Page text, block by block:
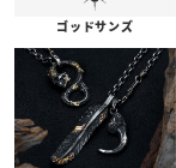
ゴッドサンズ